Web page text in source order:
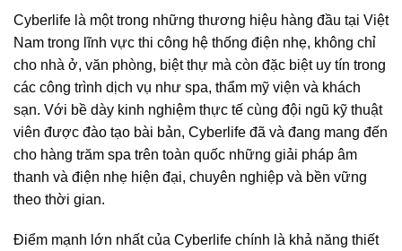
Cyberlife là một trong những thương hiệu hàng đầu tại Việt
Nam trong lĩnh vực thi công hệ thống điện nhẹ, không chỉ
cho nhà ở, văn phòng, biệt thự mà còn đặc biệt uy tín trong
các công trình dịch vụ như spa, thẩm mỹ viện và khách
sạn. Với bề dày kinh nghiệm thực tế cùng đội ngũ kỹ thuật
viên được đào tạo bài bản, Cyberlife đã và đang mang đến
cho hàng trăm spa trên toàn quốc những giải pháp âm
thanh và điện nhẹ hiện đại, chuyên nghiệp và bền vững
theo thời gian.
Điểm mạnh lớn nhất của Cyberlife chính là khả năng thiết